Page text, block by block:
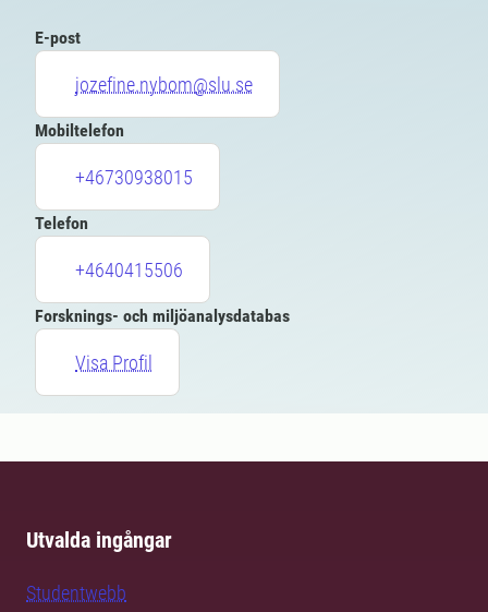
E-post
jozefine.nybom@slu.se
Mobiltelefon
+46730938015
Telefon
+4640415506
Forsknings- och miljöanalysdatabas
Visa Profil
Utvalda ingångar
Studentwebb